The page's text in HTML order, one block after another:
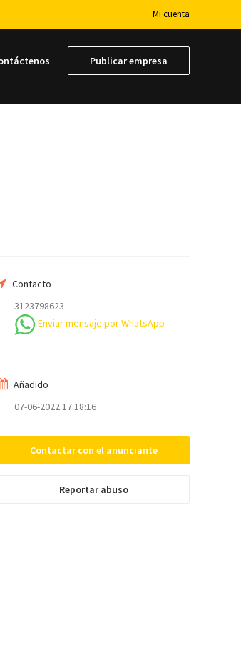
Mi cuenta
Publicar empresa
Contacto
3123798623
Enviar mensaje por WhatsApp
Añadido
07-06-2022 17:18:16
Contactar con el anunciante
Reportar abuso
email
Mensaje